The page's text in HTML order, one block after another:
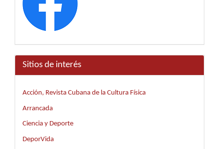
Sitios de interés
Acción, Revista Cubana de la Cultura Física
Arrancada
Ciencia y Deporte
DeporVida